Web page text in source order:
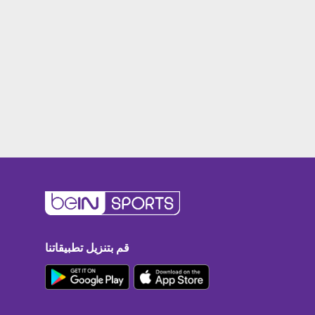
قم بتنزيل تطبيقاتنا